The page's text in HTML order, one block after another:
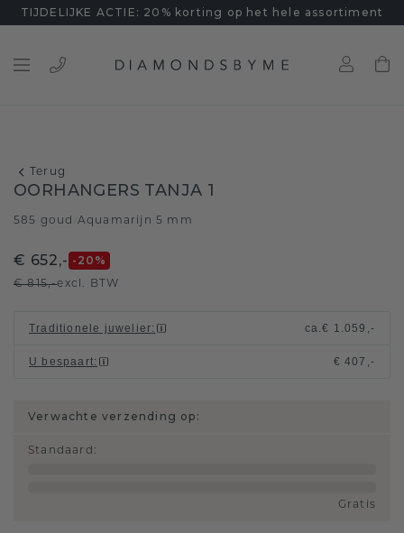
TIJDELIJKE ACTIE: 20% korting op het hele assortiment
Terug
OORHANGERS TANJA 1
585 goud Aquamarijn 5 mm
€ 652,- -20 %
€ 815,-excl. BTW
Traditionele juwelier: ca.€ 1.059,-
U bespaart: € 407,-
Verwachte verzending op:
Standaard :
Gratis